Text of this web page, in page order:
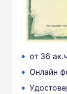
от 36
Онлайн